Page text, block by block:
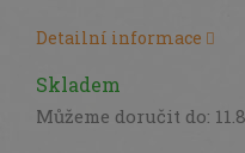
Skladem
Můžeme doručit do:
Detailní informace